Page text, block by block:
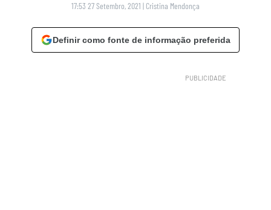
17:53 27 Setembro, 2021 | Cristina Mendonça
Definir como fonte de informação preferida